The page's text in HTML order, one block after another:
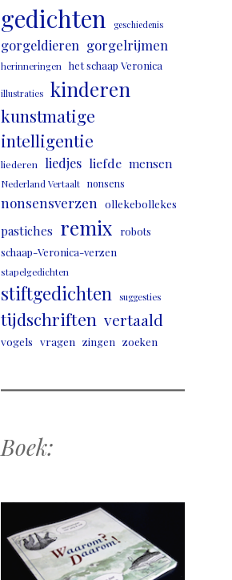
gedichten geschiedenis
gorgeldieren gorgelrijmen
herinneringen het schaap Veronica
illustraties kinderen
kunstmatige
intelligentie
liederen liedjes liefde mensen
Nederland Vertaalt nonsens
nonsensverzen ollekebollekes
pastiches remix
robots
schaap-Veronica-verzen
stapelgedichten
stiftgedichten suggesties
tijdschriften vertaald
vogels vragen zingen zoeken
Boek: